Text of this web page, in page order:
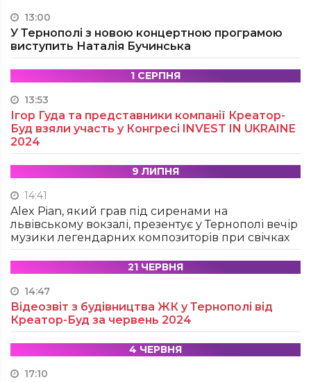
13:00
У Тернополі з новою концертною програмою
виступить Наталія Бучинська
1 СЕРПНЯ
13:53
Ігор Гуда та представники компанії Креатор-
Буд взяли участь у Конгресі INVEST IN UKRAINE
2024
9 ЛИПНЯ
14:41
Alex Pian, який грав під сиренами на
львівському вокзалі, презентує у Тернополі вечір
музики легендарних композиторів при свічках
21 ЧЕРВНЯ
14:47
Відеозвіт з будівництва ЖК у Тернополі від
Креатор-Буд за червень 2024
4 ЧЕРВНЯ
17:10